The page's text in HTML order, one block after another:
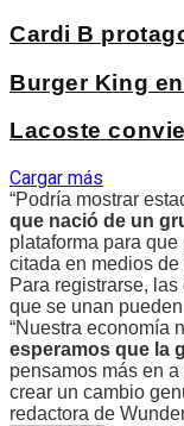
Cardi B
Burger King
Lacoste
Cargar más
“Podría mostrar
que nació de un
plataforma para
citada en medios
Para registrarse, las
que se unan
“Nuestra economía
esperamos que la
pensamos más en
crear un cambio
redactora de